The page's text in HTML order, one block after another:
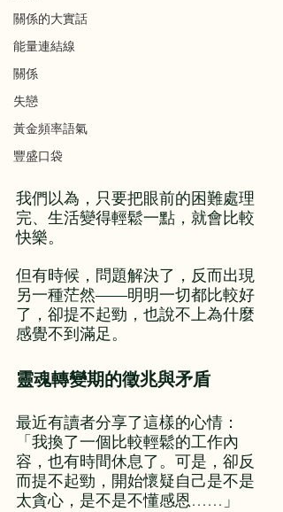
關係的大實話
能量連結線
關係
失戀
黃金頻率語氣
豐盛口袋
我們以為，只要把眼前的困難處理
完、生活變得輕鬆一點，就會比較
快樂。
但有時候，問題解決了，反而出現
另一種茫然——明明一切都比較好
了，卻提不起勁，也說不上為什麼
感覺不到滿足。
靈魂轉變期的徵兆與矛盾
最近有讀者分享了這樣的心情：
「我換了一個比較輕鬆的工作內
容，也有時間休息了。可是，卻反
而提不起勁，開始懷疑自己是不是
太貪心，是不是不懂感恩……」